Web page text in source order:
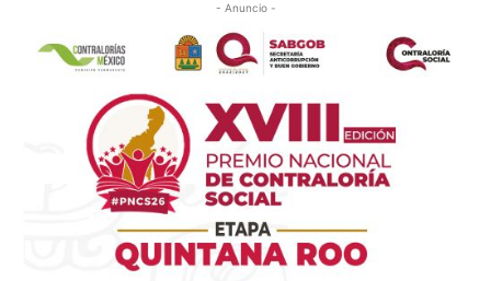
- Anuncio -